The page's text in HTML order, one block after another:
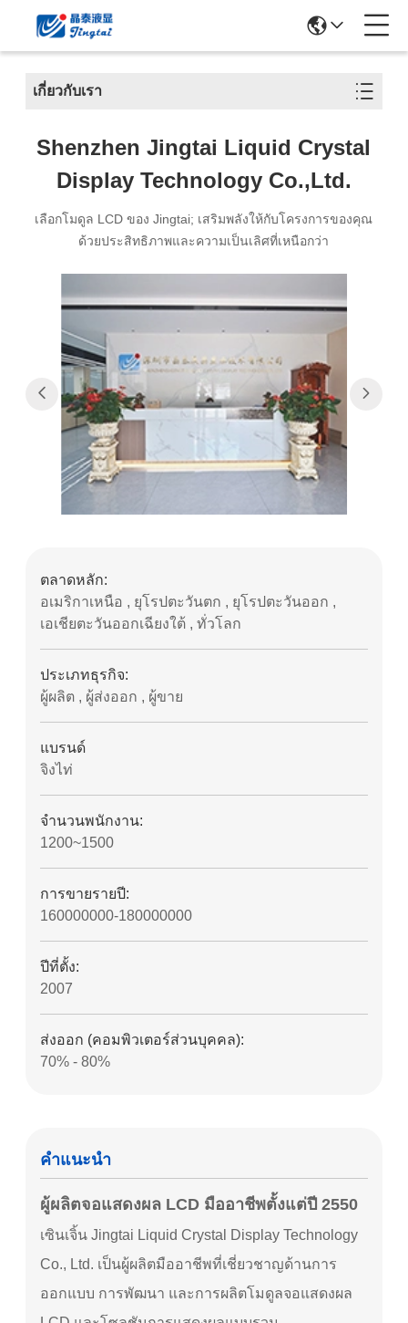
เกี่ยวกับเรา
Shenzhen Jingtai Liquid Crystal
Display Technology Co.,Ltd.
เลือกโมดูล LCD ของ Jingtai; เสริมพลังให้กับโครงการของคุณ
ด้วยประสิทธิภาพและความเป็นเลิศที่เหนือกว่า
ตลาดหลัก:
อเมริกาเหนือ , ยุโรปตะวันตก , ยุโรปตะวันออก ,
เอเชียตะวันออกเฉียงใต้ , ทั่วโลก
ประเภทธุรกิจ:
ผู้ผลิต , ผู้ส่งออก , ผู้ขาย
แบรนด์
จิงไท่
จํานวนพนักงาน:
1200~1500
การขายรายปี:
160000000-180000000
ปีที่ตั้ง:
2007
ส่งออก (คอมพิวเตอร์ส่วนบุคคล):
70% - 80%
คําแนะนํา
ผู้ผลิตจอแสดงผล LCD มืออาชีพตั้งแต่ปี 2550
เซินเจิ้น Jingtai Liquid Crystal Display Technology
Co., Ltd. เป็นผู้ผลิตมืออาชีพที่เชี่ยวชาญด้านการ
ออกแบบ การพัฒนา และการผลิตโมดูลจอแสดงผล